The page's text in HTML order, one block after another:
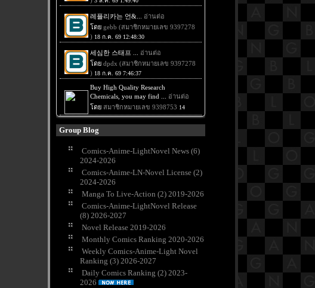
Group Blog
Comics-Anime-LightNovel News (6)
2024-2026
Comics-Anime-LN-Novel License (2)
2024-2026
Manga To Live-Action (2) 2019-2026
Comics-Anime-LightNovel Release
(8) 2026-2027
Novel Release 2019-2026
Monthly Comics Ranking 2020-2026
Weekly Comics-Anime-Light Novel
Ranking (3) 2026-2027
Daily Comics Ranking (2) 2023-
2026